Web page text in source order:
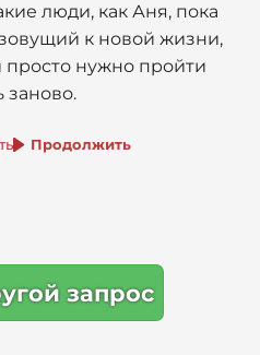
люди, как Аня, пока
к новой жизни,
просто нужно пройти
заново.
Продолжить
запрос